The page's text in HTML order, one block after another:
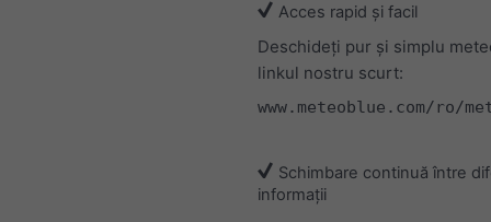
Acces rapid și facil
Deschideți pur și simplu
linkul nostru scurt:
www.meteoblue.com/ro/
Schimbare continuă între
informații